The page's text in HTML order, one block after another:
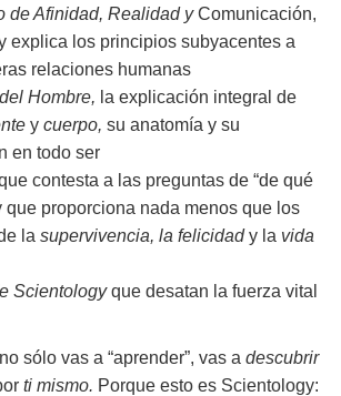
de Afinidad, RealidadyComunicación,
explica los principios subyacentes a
relaciones humanas
Hombre, la explicación integral de
y cuerpo, su anatomía y su
en todo ser
contesta a las preguntas de “de qué
que proporciona nada menos que los
la supervivencia, la felicidady la vida
Scientologyque desatan la fuerza vital
sólo vas a “aprender”, vas a descubrir
ti mismo. Porque esto es Scientology: